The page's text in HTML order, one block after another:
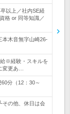
以上／社内SE経
格 or 同等知識／
本木音無字山崎26-
※経験・スキルを
変更あ…
分（12：30～
その他、休日は会